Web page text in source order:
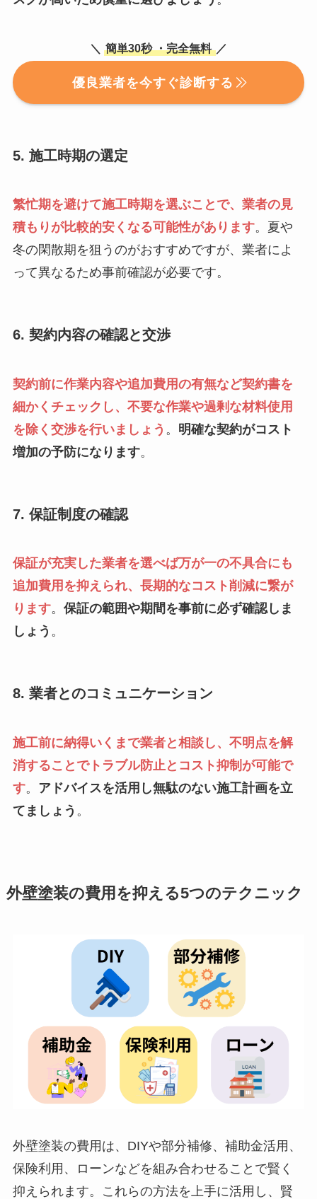
＼ 簡単30秒 ・完全無料 ／
優良業者を今すぐ診断する
5. 施工時期の選定
繁忙期を避けて施工時期を選ぶことで、業者の見
積もりが比較的安くなる可能性があります。夏や
冬の閑散期を狙うのがおすすめですが、業者によ
って異なるため事前確認が必要です。
6. 契約内容の確認と交渉
契約前に作業内容や追加費用の有無など契約書を
細かくチェックし、不要な作業や過剰な材料使用
を除く交渉を行いましょう 。 明確な契約がコスト
増加の予防になります。
7. 保証制度の確認
保証が充実した業者を選べば万が一の不具合にも
追加費用を抑えられ、長期的なコスト削減に繋が
ります。 保証の範囲や期間を事前に必ず確認しま
しょう 。
8. 業者とのコミュニケーション
施工前に納得いくまで業者と相談し、不明点を解
消することでトラブル防止とコスト抑制が可能で
す。 アドバイスを活用し無駄のない施工計画を立
てましょう 。
外壁塗装の費用を抑える5つのテクニック
外壁塗装の費用は、DIYや部分補修、補助金活用、
保険利用、ローンなどを組み合わせることで賢く
抑えられます。これらの方法を上手に活用し、賢